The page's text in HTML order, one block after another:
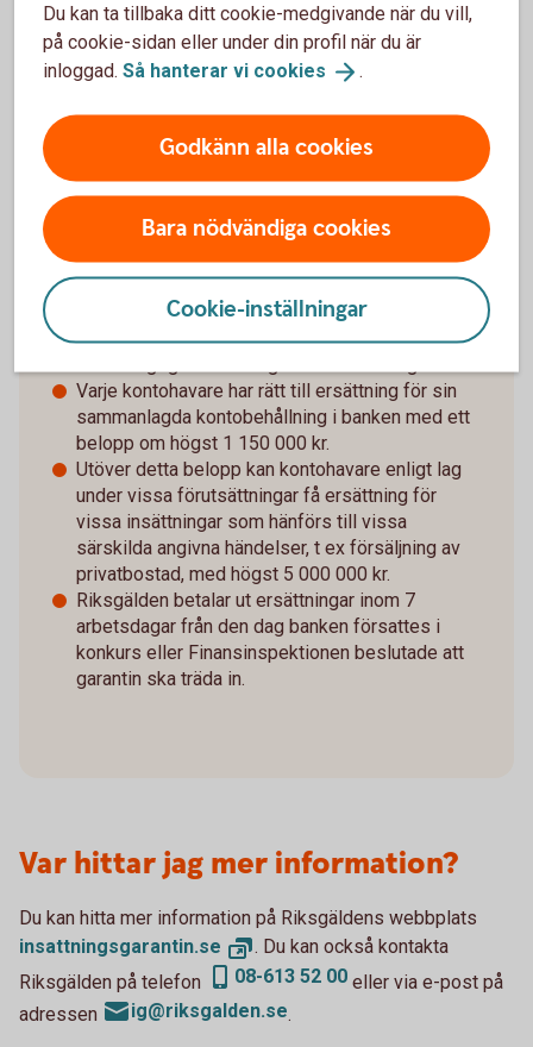
insättningen ska ha gjorts inom de senaste 12 månaderna
och en insättare som vill ansöka om tilläggsbelopp måste
själv skicka in en ansökan till Riksgälden och visa att
tilläggsbelopp. En sådan ansökan kan skickas in till
Riksgälden först efter att ett ersättningsfall har inträffat.
Snabbfakta
Våra konton omfattas av den statliga
Varje kontohavare har rätt till ersättning för sin
sammanlagda kontobehållning i banken med ett
belopp om högst 1 150 000 kr.
Utöver detta belopp kan kontohavare enligt lag
under vissa förutsättningar få ersättning för
vissa insättningar som hänförs till vissa
särskilda angivna händelser, t ex försäljning av
privatbostad, med högst 5 000 000 kr.
Riksgälden betalar ut ersättningar inom 7
arbetsdagar från den dag banken försattes i
konkurs eller Finansinspektionen beslutade att
garantin ska träda in.
Var hittar jag mer information?
Du kan hitta mer information på Riksgäldens webbplats
insattningsgarantin.se
. Du kan också kontakta
Riksgälden på telefon
08-613 52 00 eller via e-post på
adressen
ig@riksgalden.se.
Du kan ta tillbaka ditt cookie-medgivande när du vill,
på cookie-sidan eller under din profil när du är
inloggad. Så hanterar vi cookies .
Godkänn alla cookies
Bara nödvändiga cookies
Cookie-inställningar